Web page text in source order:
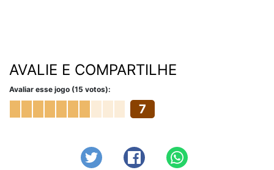
AVALIE E COMPARTILHE
Avaliar esse jogo (15 votos):
7